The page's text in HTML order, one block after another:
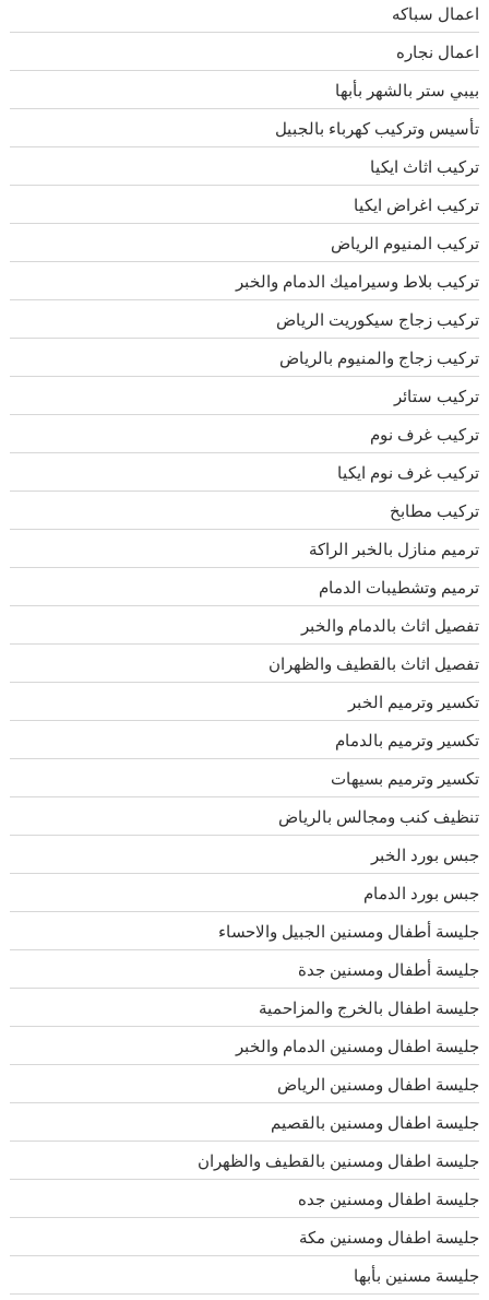
اعمال سباكه
اعمال نجاره
بيبي ستر بالشهر بأبها
تأسيس وتركيب كهرباء بالجبيل
تركيب اثاث ايكيا
تركيب اغراض ايكيا
تركيب المنيوم الرياض
تركيب بلاط وسيراميك الدمام والخبر
تركيب زجاج سيكوريت الرياض
تركيب زجاج والمنيوم بالرياض
تركيب ستائر
تركيب غرف نوم
تركيب غرف نوم ايكيا
تركيب مطابخ
ترميم منازل بالخبر الراكة
ترميم وتشطيبات الدمام
تفصيل اثاث بالدمام والخبر
تفصيل اثاث بالقطيف والظهران
تكسير وترميم الخبر
تكسير وترميم بالدمام
تكسير وترميم بسيهات
تنظيف كنب ومجالس بالرياض
جبس بورد الخبر
جبس بورد الدمام
جليسة أطفال ومسنين الجبيل والاحساء
جليسة أطفال ومسنين جدة
جليسة اطفال بالخرج والمزاحمية
جليسة اطفال ومسنين الدمام والخبر
جليسة اطفال ومسنين الرياض
جليسة اطفال ومسنين بالقصيم
جليسة اطفال ومسنين بالقطيف والظهران
جليسة اطفال ومسنين جده
جليسة اطفال ومسنين مكة
جليسة مسنين بأبها